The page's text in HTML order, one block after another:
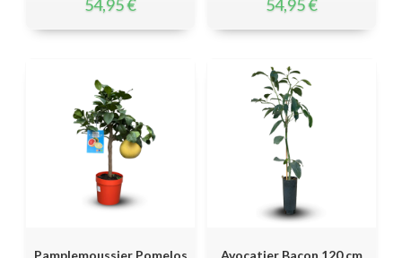
54,95€ 54,95€
Pamplemoussier Pomelos
Avocatier Bacon 120 cm